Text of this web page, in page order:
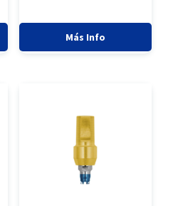
Más Info